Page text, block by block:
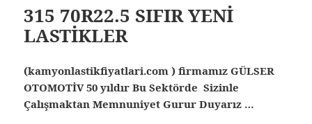
315 70R22.5 SIFIR YENİ
LASTİKLER
(kamyonlastikfiyatlari.com ) firmamız GÜLSER
OTOMOTİV 50 yıldır Bu Sektörde Sizinle
Çalışmaktan Memnuniyet Gurur Duyarız …